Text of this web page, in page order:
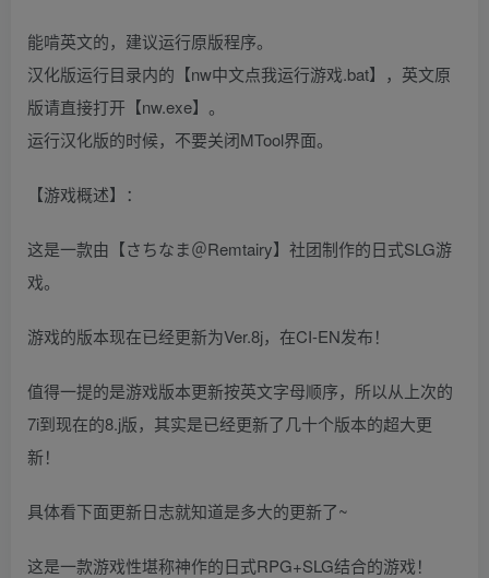
能啃英文的，建议运行原版程序。
汉化版运行目录内的【nw中文点我运行游戏.bat】，英文原
版请直接打开【nw.exe】。
运行汉化版的时候，不要关闭MTool界面。
【游戏概述】：
这是一款由【さちなま＠Remtairy】社团制作的日式SLG游
戏。
游戏的版本现在已经更新为Ver.8j，在CI-EN发布！
值得一提的是游戏版本更新按英文字母顺序，所以从上次的
7i到现在的8.j版，其实是已经更新了几十个版本的超大更
新！
具体看下面更新日志就知道是多大的更新了~
这是一款游戏性堪称神作的日式RPG+SLG结合的游戏！